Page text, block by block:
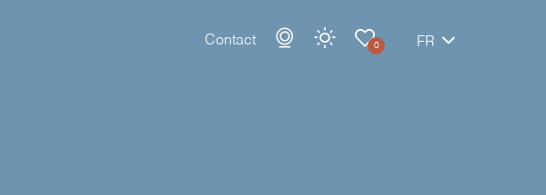
Contact 0 FR